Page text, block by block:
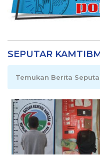
SEPUTAR
Temukan Berita